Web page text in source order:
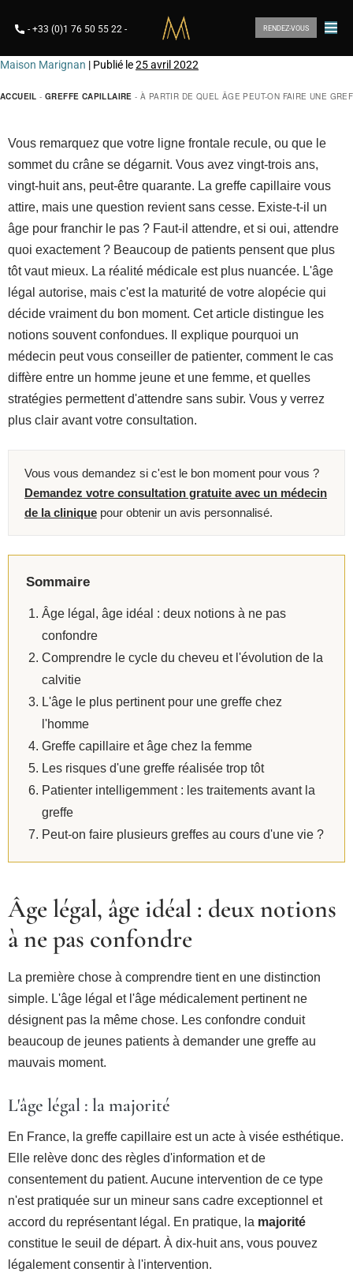
- +33 (0)1 76 50 55 22 - RENDEZ-VOUS
Maison Marignan | Publié le25 avril 2022
ACCUEIL -GREFFE CAPILLAIRE -À PARTIR DE QUEL ÂGE PEUT-ON FAIRE UNE
Vous remarquez que votre ligne frontale recule, ou que le
sommet du crâne se dégarnit. Vous avez vingt-trois ans,
vingt-huit ans, peut-être quarante. La greffe capillaire vous
attire, mais une question revient sans cesse. Existe-t-il un
âge pour franchir le pas ? Faut-il attendre, et si oui, attendre
quoi exactement ? Beaucoup de patients pensent que plus
tôt vaut mieux. La réalité médicale est plus nuancée. L'âge
légal autorise, mais c'est la maturité de votre alopécie qui
décide vraiment du bon moment. Cet article distingue les
notions souvent confondues. Il explique pourquoi un
médecin peut vous conseiller de patienter, comment le cas
diffère entre un homme jeune et une femme, et quelles
stratégies permettent d'attendre sans subir. Vous y verrez
plus clair avant votre consultation.
Vous vous demandez si c'est le bon moment pour vous ?
Demandez votre consultation gratuite avec un médecin
de la clinique pour obtenir un avis personnalisé.
Sommaire
Âge légal, âge idéal : deux notions à ne pas
confondre
Comprendre le cycle du cheveu et l'évolution de la
calvitie
L'âge le plus pertinent pour une greffe chez
l'homme
Greffe capillaire et âge chez la femme
Les risques d'une greffe réalisée trop tôt
Patienter intelligemment : les traitements avant la
greffe
Peut-on faire plusieurs greffes au cours d'une vie ?
Âge légal, âge idéal : deux notions
à ne pas confondre
La première chose à comprendre tient en une distinction
simple. L'âge légal et l'âge médicalement pertinent ne
désignent pas la même chose. Les confondre conduit
beaucoup de jeunes patients à demander une greffe au
mauvais moment.
L'âge légal : la majorité
En France, la greffe capillaire est un acte à visée esthétique.
Elle relève donc des règles d'information et de
consentement du patient. Aucune intervention de ce type
n'est pratiquée sur un mineur sans cadre exceptionnel et
accord du représentant légal. En pratique, la majorité
constitue le seuil de départ. À dix-huit ans, vous pouvez
légalement consentir à l'intervention.